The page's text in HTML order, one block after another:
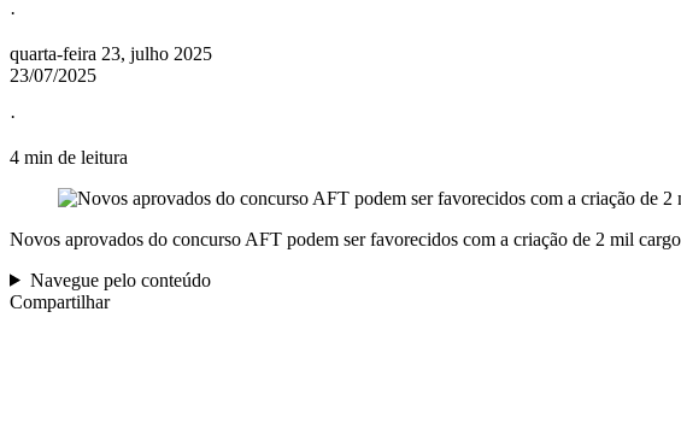
·
quarta-feira 23, julho 2025
23/07/2025
·
4 min de leitura
Novos aprovados do concurso AFT podem ser favorecidos com a criação de 2 mil
Navegue pelo conteúdo
Compartilhar